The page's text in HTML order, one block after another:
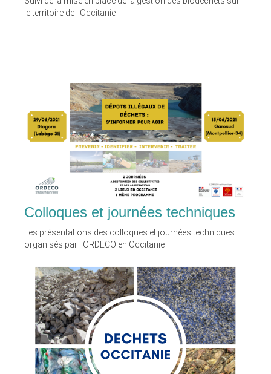
le territoire de l'Occitanie
Colloques et journées techniques
Les présentations des colloques et journées techniques
organisés par l'ORDECO en Occitanie